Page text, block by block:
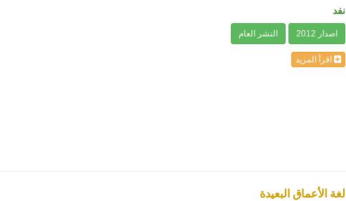
نفد
اصدار 2012 النشر العام
اقرأ المزيد
لغة الأعماق البعيدة